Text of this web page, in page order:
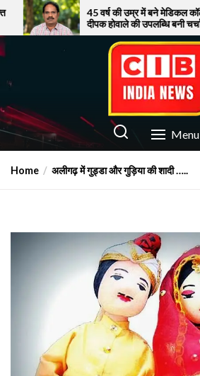
Skip
the
content
45 वर्ष की उम्र में बने मेडिकल कॉलेज के डीन, डॉ.
दीपक होवाले की उपलब्धि बनी चर्चा का विषय….
CIB INDIA NEWS
Latest News in Azamgarh Menu
Home अलीगढ़ में गुड्डा और गुड़िया की शादी …..